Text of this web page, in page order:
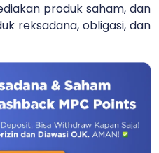
produk saham, dan
reksadana, obligasi, dan